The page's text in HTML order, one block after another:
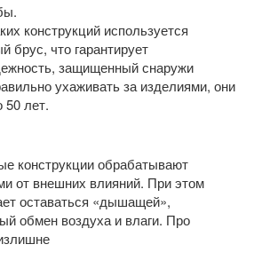
конструкций используется
брус, что гарантирует
защищенный снаружи
ухаживать за изделиями, они
50 лет.
конструкции обрабатывают
от внешних влияний. При этом
оставаться «дышащей»,
обмен воздуха и влаги. Про